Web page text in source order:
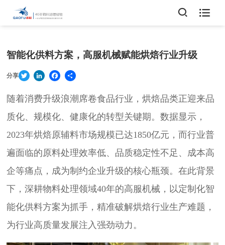

智能化供料方案，高服机械赋能烘焙行业升级
分享 Twitter LinkedInFacebook
Share
随着消费升级浪潮席卷食品行业，烘焙品类正迎来品
质化、规模化、健康化的转型关键期。数据显示，
2023年烘焙原辅料市场规模已达1850亿元，而行业普
遍面临的原料处理效率低、品质稳定性不足、成本高
企等痛点，成为制约企业升级的核心瓶颈。在此背景
下，深耕物料处理领域40年的高服机械，以定制化智
能化供料方案为抓手，精准破解烘焙行业生产难题，
为行业高质量发展注入强劲动力。